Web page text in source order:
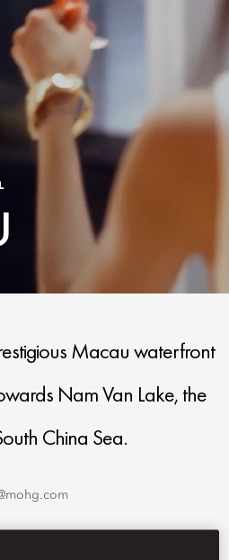
Macau waterfront
Nam Van Lake, the
China Sea.